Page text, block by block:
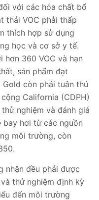
với các hóa chất bổ
thải VOC phải thấp
thích hợp sử dụng
học và cơ sở y tế.
hơn 360 VOC và hạn
sản phẩm đạt
Gold còn phải tuân thủ
California (CDPH)
nghiệm và đánh giá
hơi từ các nguồn
môi trường, còn
nhận đều phải được
thử nghiệm định kỳ
đến môi trường